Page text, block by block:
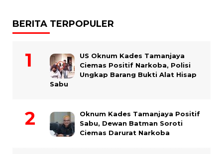
BERITA TERPOPULER
US Oknum Kades Tamanjaya
Ciemas Positif Narkoba, Polisi
Ungkap Barang Bukti Alat Hisap
Sabu
Oknum Kades Tamanjaya Positif
Sabu, Dewan Batman Soroti
Ciemas Darurat Narkoba